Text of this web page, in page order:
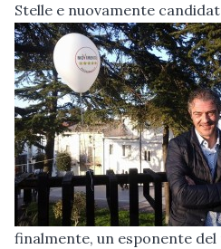
Stelle e nuovamente
finalmente, un esponente